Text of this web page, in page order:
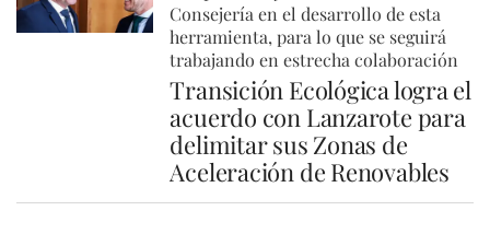
Consejería en el desarrollo de esta
herramienta, para lo que se seguirá
trabajando en estrecha colaboración
Transición Ecológica logra el
acuerdo con Lanzarote para
delimitar sus Zonas de
Aceleración de Renovables